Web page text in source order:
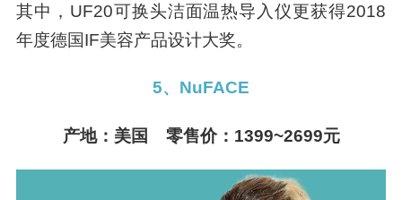
其中，UF20可换头洁面温热导入仪更获得2018
年度德国IF美容产品设计大奖。
5、NuFACE
产地：美国 零售价：1399~2699元